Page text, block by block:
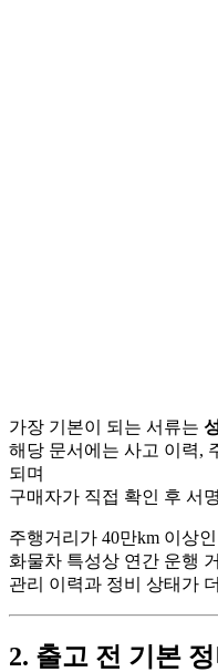
가장 기본이 되는 서류는
해당 문서에는 사고 이력,
되며
구매자가 직접 확인 후 서
주행거리가 40만km 이상
화물차 특성상 연간 운행
관리 이력과 정비 상태가
2. 출고 전 기본